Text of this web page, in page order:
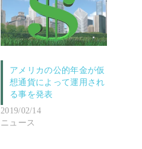
アメリカの公的年金が仮
想通貨によって運用され
る事を発表
2019/02/14
ニュース